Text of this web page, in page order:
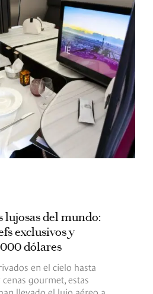
lujosas del mundo:
exclusivos y
dólares
en el cielo hasta
gourmet, estas
llevado el lujo aéreo a